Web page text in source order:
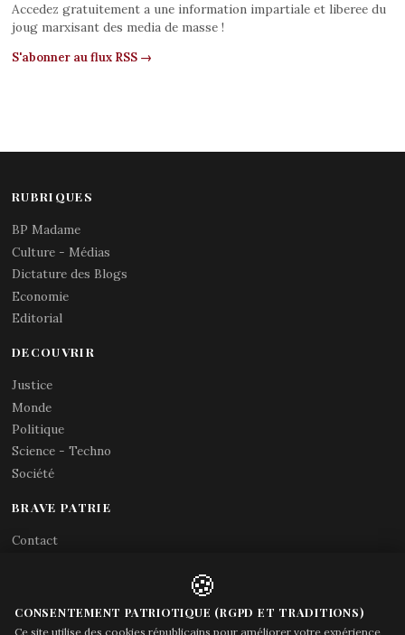
Accedez gratuitement a une information impartiale et liberee du
joug marxisant des media de masse !
S'abonner au flux RSS →
RUBRIQUES
BP Madame
Culture - Médias
Dictature des Blogs
Economie
Editorial
DECOUVRIR
Justice
Monde
Politique
Science - Techno
Société
BRAVE PATRIE
Contact
Acces gouvernement
🍪
CONSENTEMENT PATRIOTIQUE (RGPD ET TRADITIONS)
Ce site utilise des cookies républicains pour améliorer votre expérience